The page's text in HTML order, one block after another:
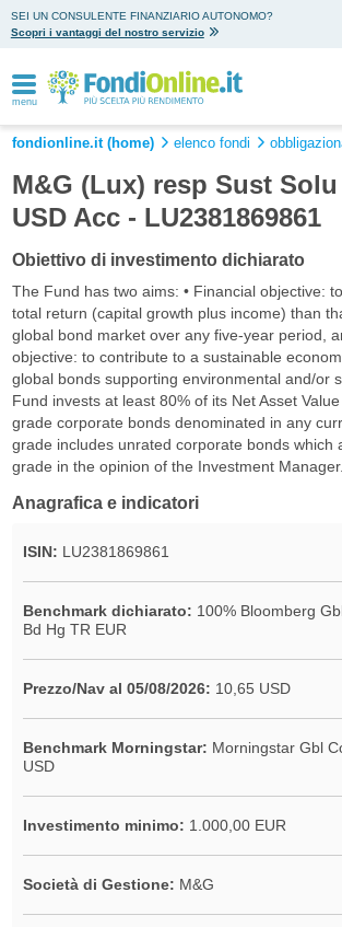
SEI UN CONSULENTE FINANZIARIO AUTONOMO?
Scopri i vantaggi del nostro servizio
menu
fondionline.it (home) elenco fondi
M&G (Lux) resp Sust Solu
USD Acc - LU2381869861
Obiettivo di investimento dichiarato
The Fund has two aims: • Financial objective:
total return (capital growth plus income) than
global bond market over any five-year period,
objective: to contribute to a sustainable
global bonds supporting environmental and/or
Fund invests at least 80% of its Net Asset
grade corporate bonds denominated in any
grade includes unrated corporate bonds which
grade in the opinion of the Investment Manager.
Anagrafica e indicatori
ISIN: LU2381869861
Benchmark dichiarato: 100% Bloomberg
Bd Hg TR EUR
Prezzo/Nav al 05/08/2026: 10,65 USD
Benchmark Morningstar: Morningstar Gbl
USD
Investimento minimo: 1.000,00 EUR
Società di Gestione: M&G